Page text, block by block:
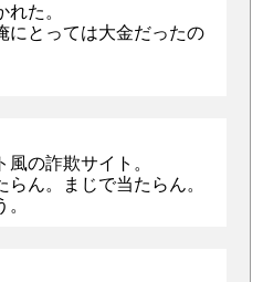
た。
にとっては大金だったの
の詐欺サイト。
ん。まじで当たらん。